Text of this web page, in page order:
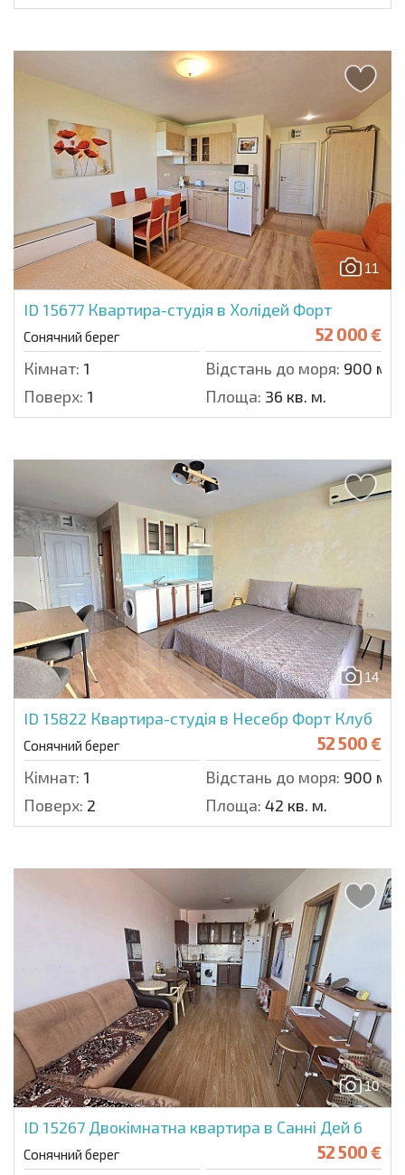
11
ID 15677 Квартира-студія в Холідей Форт
Сонячний берег 52 000 €
Кімнат: 1 Відстань до моря: 900 м.
Поверх: 1 Площа: 36 кв. м.
14
ID 15822 Квартира-студія в Несебр Форт Клуб
Сонячний берег 52 500 €
Кімнат: 1 Відстань до моря: 900 м.
Поверх: 2 Площа: 42 кв. м.
10
ID 15267 Двокімнатна квартира в Санні Дей 6
Сонячний берег 52 500 €